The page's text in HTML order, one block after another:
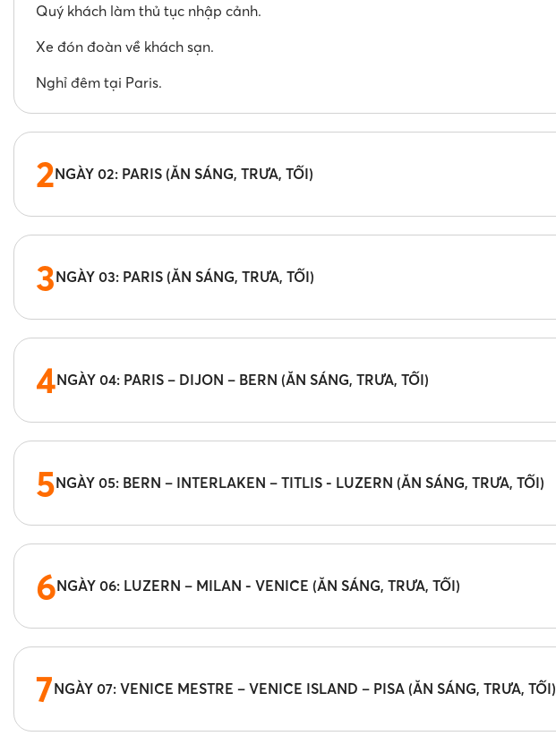
Quý khách làm thủ tục nhập cảnh.
Xe đón đoàn về khách sạn.
Nghỉ đêm tại Paris.
2NGÀY 02: PARIS (ĂN SÁNG, TRƯA, TỐI)
3NGÀY 03: PARIS (ĂN SÁNG, TRƯA, TỐI)
4NGÀY 04: PARIS – DIJON – BERN (ĂN SÁNG, TRƯA, TỐI)
5NGÀY 05: BERN – INTERLAKEN – TITLIS - LUZERN (ĂN SÁNG, TRƯA, TỐI)
6NGÀY 06: LUZERN – MILAN - VENICE (ĂN SÁNG, TRƯA, TỐI)
7NGÀY 07: VENICE MESTRE – VENICE ISLAND – PISA (ĂN SÁNG, TRƯA, TỐI)